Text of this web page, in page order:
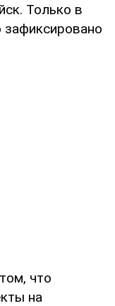
Только в
зафиксировано
что
на